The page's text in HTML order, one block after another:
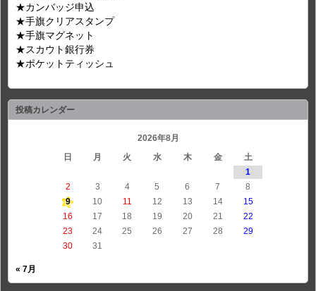
★カンバッジ申込
★手旗クリアスタンプ
★手旗マグネット
★スカウト銀行券
★ポケットティッシュ
投稿カレンダー
2026年8月
日
月 火 水 木 金
土
1
2
3 4 5 6 7
8
9
10 11 12 13 14
15
16
17 18 19 20 21
22
23
24 25 26 27 28
29
30
31
« 7月